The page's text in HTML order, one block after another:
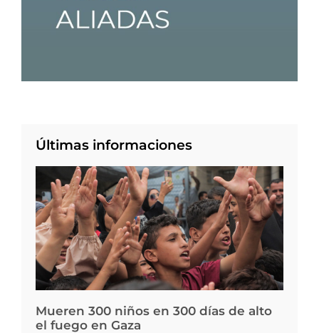
Últimas informaciones
Mueren 300 niños en 300 días de alto
el fuego en Gaza